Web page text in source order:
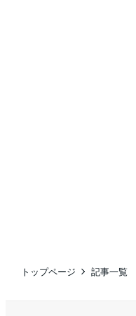
トップページ 記事一覧